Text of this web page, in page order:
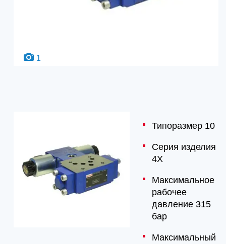
1
Типоразмер 10
Серия изделия
4X
Максимальное
рабочее
давление 315
бар
Максимальный